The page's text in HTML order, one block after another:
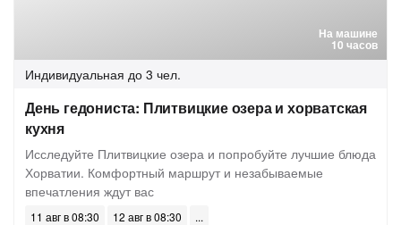
На машине
10 часов
Индивидуальная до 3 чел.
День гедониста: Плитвицкие озера и хорватская
кухня
Исследуйте Плитвицкие озера и попробуйте лучшие блюда
Хорватии. Комфортный маршрут и незабываемые
впечатления ждут вас
11 авг в 08:30
12 авг в 08:30